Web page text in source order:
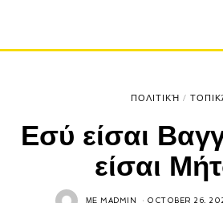
ΠΟΛΙΤΙΚΉ /
Εσύ είσαι
είσαι
ΜΕMADMIN OCTOBER 26,